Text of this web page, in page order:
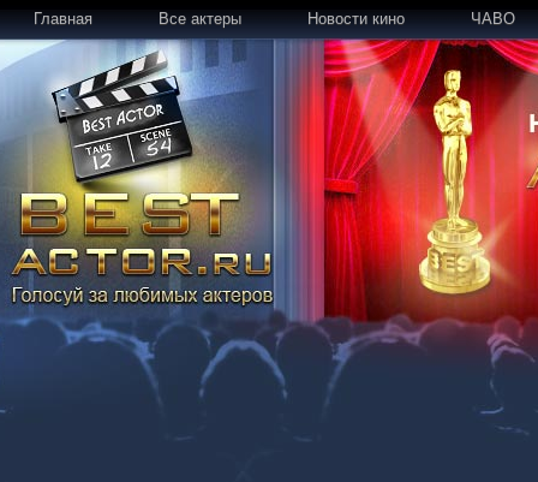
Главная Все актеры Новости кино ЧАВО